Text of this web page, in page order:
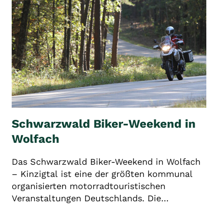
IM
MITTLEREN
SCHWARZWALD
Schwarzwald Biker-Weekend in
Wolfach
Das Schwarzwald Biker-Weekend in Wolfach
– Kinzigtal ist eine der größten kommunal
organisierten motorradtouristischen
Veranstaltungen Deutschlands. Die…